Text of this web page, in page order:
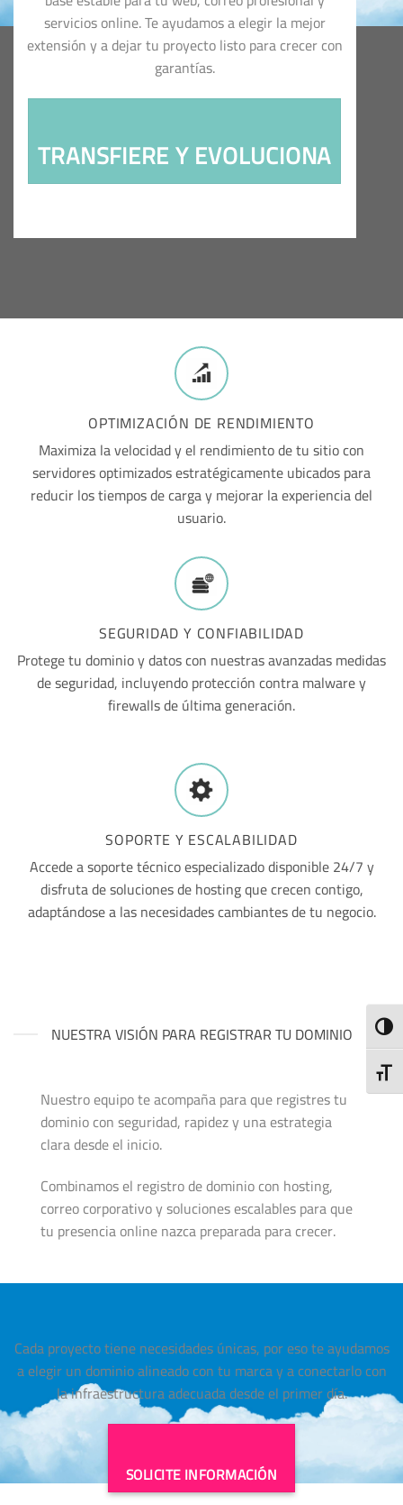
servicios online. Te ayudamos a elegir la mejor
extensión y a dejar tu proyecto listo para crecer con
garantías.
TRANSFIERE Y EVOLUCIONA
OPTIMIZACIÓN DE RENDIMIENTO
Maximiza la velocidad y el rendimiento de tu sitio con
servidores optimizados estratégicamente ubicados para
reducir los tiempos de carga y mejorar la experiencia del
usuario.
SEGURIDAD Y CONFIABILIDAD
Protege tu dominio y datos con nuestras avanzadas medidas
de seguridad, incluyendo protección contra malware y
firewalls de última generación.
SOPORTE Y ESCALABILIDAD
Accede a soporte técnico especializado disponible 24/7 y
disfruta de soluciones de hosting que crecen contigo,
adaptándose a las necesidades cambiantes de tu negocio.
NUESTRA VISIÓN PARA REGISTRAR TU DOMINIO
Nuestro equipo te acompaña para que registres tu
dominio con seguridad, rapidez y una estrategia
clara desde el inicio.
Combinamos el registro de dominio con hosting,
correo corporativo y soluciones escalables para que
tu presencia online nazca preparada para crecer.
Cada proyecto tiene necesidades únicas, por eso te ayudamos
a elegir un dominio alineado con tu marca y a conectarlo con
la infraestructura adecuada desde el primer día.
SOLICITE INFORMACIÓN